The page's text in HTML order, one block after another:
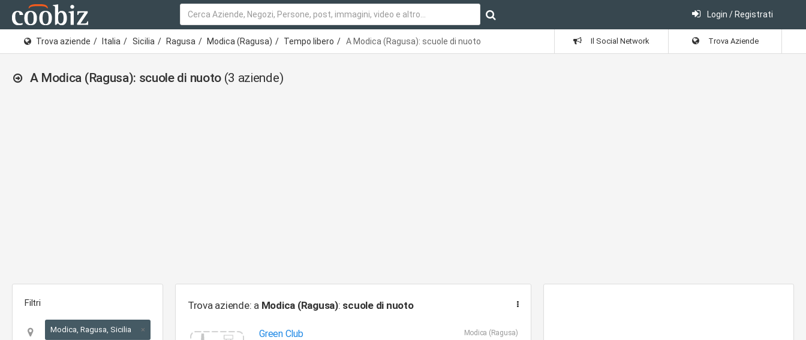
Login / Registrati
Trova aziende Italia Sicilia Ragusa Modica (Ragusa) Tempo libero A Modica (Ragusa): scuole di nuoto Il Social Network Trova Aziende
A Modica (Ragusa): scuole di nuoto (3 aziende)
Filtri
Modica, Ragusa, Sicilia ×
Trova aziende: a Modica (Ragusa): scuole di nuoto
Green Club
Modica (Ragusa)